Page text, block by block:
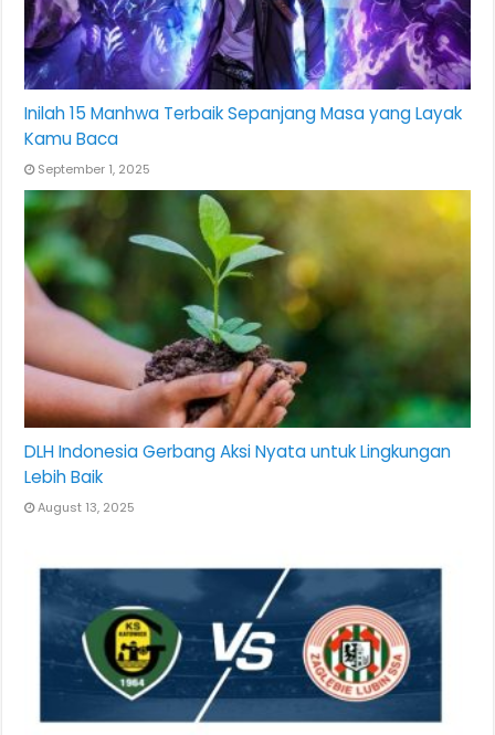
Inilah 15 Manhwa Terbaik Sepanjang Masa yang Layak
Kamu Baca
September 1, 2025
DLH Indonesia Gerbang Aksi Nyata untuk Lingkungan
Lebih Baik
August 13, 2025